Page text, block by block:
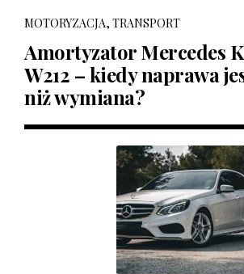
MOTORYZACJA, TRANSPORT
Amortyzator Mercedes
W212 – kiedy naprawa
niż wymiana?